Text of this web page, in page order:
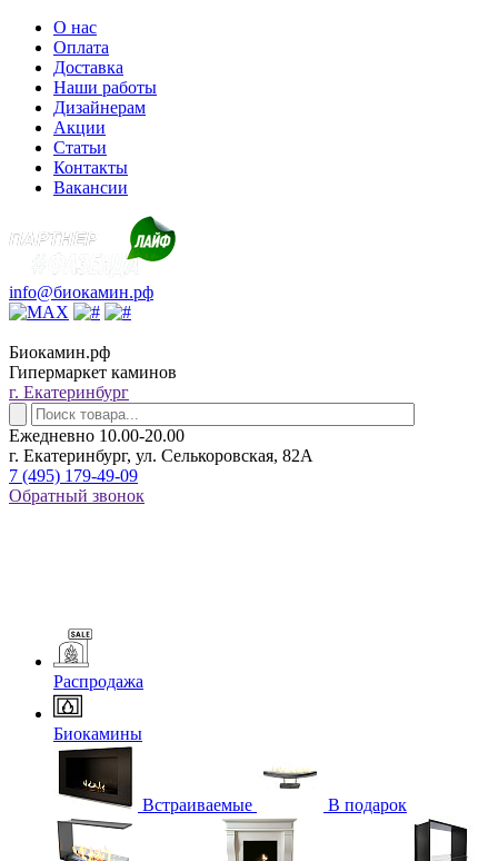
О нас
Оплата
Доставка
Наши работы
Дизайнерам
Акции
Статьи
Контакты
Вакансии
info@биокамин.рф
Биокамин.рф
Гипермаркет каминов
г. Екатеринбург
Ежедневно 10.00-20.00
г. Екатеринбург, ул. Селькоровская, 82А
7 (495) 179-49-09
Обратный звонок
Распродажа
Биокамины
Встраиваемые В подарок